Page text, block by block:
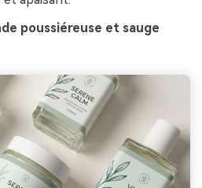
poussiéreuse et sauge